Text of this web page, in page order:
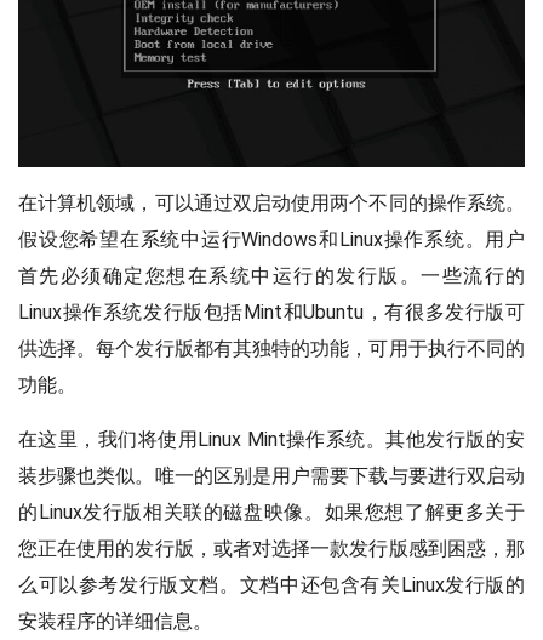
在计算机领域，可以通过双启动使用两个不同的操作系统。
假设您希望在系统中运行Windows和Linux操作系统。用户
首先必须确定您想在系统中运行的发行版。一些流行的
Linux操作系统发行版包括Mint和Ubuntu，有很多发行版可
供选择。每个发行版都有其独特的功能，可用于执行不同的
功能。
在这里，我们将使用Linux Mint操作系统。其他发行版的安
装步骤也类似。唯一的区别是用户需要下载与要进行双启动
的Linux发行版相关联的磁盘映像。如果您想了解更多关于
您正在使用的发行版，或者对选择一款发行版感到困惑，那
么可以参考发行版文档。文档中还包含有关Linux发行版的
安装程序的详细信息。